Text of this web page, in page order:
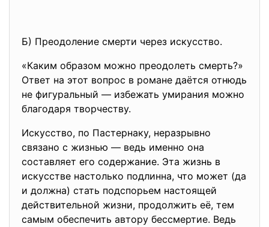
Б) Преодоление смерти через искусство.
«Каким образом можно преодолеть смерть?»
Ответ на этот вопрос в романе даётся отнюдь
не фигуральный — избежать умирания можно
благодаря творчеству.
Искусство, по Пастернаку, неразрывно
связано с жизнью — ведь именно она
составляет его содержание. Эта жизнь в
искусстве настолько подлинна, что может (да
и должна) стать подспорьем настоящей
действительной жизни, продолжить её, тем
самым обеспечить автору бессмертие. Ведь